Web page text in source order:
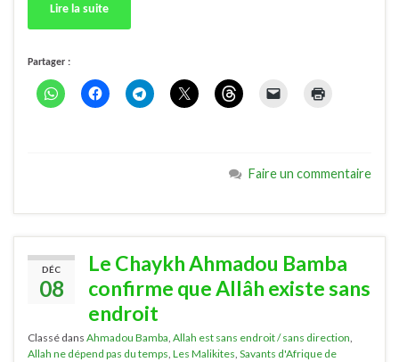
Lire la suite
Partager :
Faire un commentaire
DÉC
08
Le Chaykh Ahmadou Bamba
confirme que Allâh existe sans
endroit
Classé dans Ahmadou Bamba, Allah est sans endroit / sans direction,
Allah ne dépend pas du temps, Les Malikites, Savants d'Afrique de